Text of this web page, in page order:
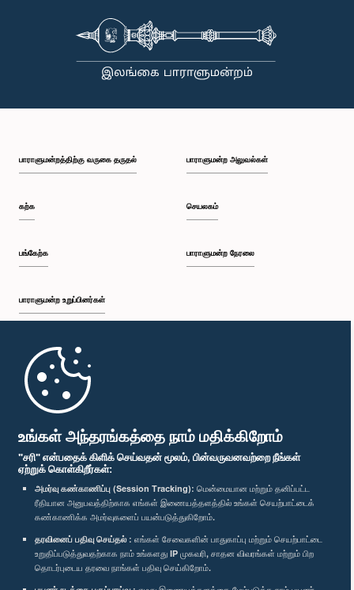
உங்கள் அந்தரங்கத்தை நாம் மதிக்கிறோம்
"சரி" என்பதைக் கிளிக் செய்வதன் மூலம், பின்வருவனவற்றை நீங்கள்
ஏற்றுக் கொள்கிறீர்கள்:
அமர்வு கண்காணிப்பு (Session Tracking): மென்மையான மற்றும் தனிப்பட்ட
ரீதியான அனுபவத்திற்காக எங்கள் இணையத்தளத்தில் உங்கள் செயற்பாட்டைக்
கண்காணிக்க அமர்வுகளைப் பயன்படுத்துகிறோம்.
தரவினைப் பதிவு செய்தல் : எங்கள் சேவைகளின் பாதுகாப்பு மற்றும் செயற்பாட்டை
உறுதிப்படுத்துவதற்காக நாம் உங்களது IP முகவரி, சாதன விவரங்கள் மற்றும் பிற
தொடர்புடைய தரவை நாங்கள் பதிவு செய்கிறோம்.
பாராளுமன்றத்திற்கு வருகை தருதல்
கற்க
பங்கேற்க
பாராளுமன்ற உறுப்பினர்கள்
முதற்பக்கம்
பாராளுமன்ற அலுவல்கள்
செயலகம்
பாராளுமன்ற நேரலை
பாராளுமன்ற கையடக்க செயலி
எம்மை பின்தொடர்க :
விருதுகள்